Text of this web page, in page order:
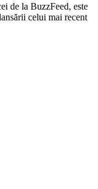
de la BuzzFeed, este
celui mai recent